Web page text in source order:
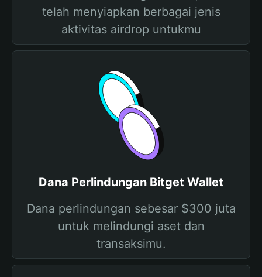
telah menyiapkan berbagai jenis
aktivitas airdrop untukmu
Dana Perlindungan Bitget Wallet
Dana perlindungan sebesar $300 juta
untuk melindungi aset dan
transaksimu.